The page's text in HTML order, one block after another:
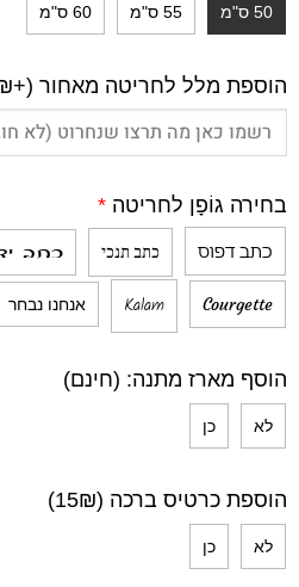
50 ס"מ 55 ס"מ 60 ס"מ
הוספת מלל לחריטה מאחור (+35₪)
בחירה גוֹפָן לחריטה*
כתב דפוס כתב תנכי כתב יד
Courgette
Kalam אנחנו נבחר
הוסף מארז מתנה: (חינם)
לא כן
הוספת כרטיס ברכה (15₪)
לא כן